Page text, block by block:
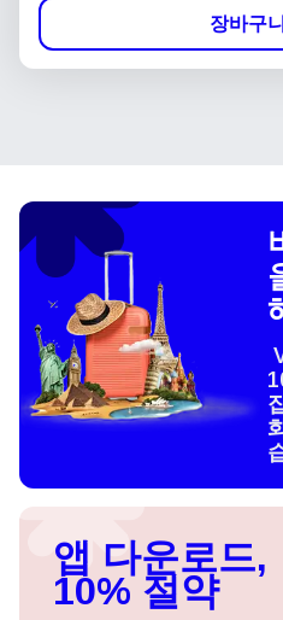
장바구
앱 다운로드,
10% 절약